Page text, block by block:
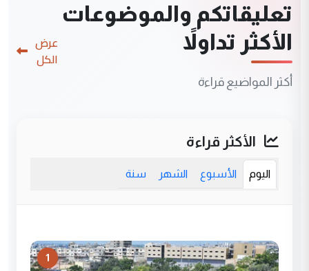
تعليقاتكم والموضوعات
الأكثر تداولاً
أكثر المواضيع قراءة
عرض
الكل
الأكثر قراءة
اليوم الأسبوع الشهر سنة
1